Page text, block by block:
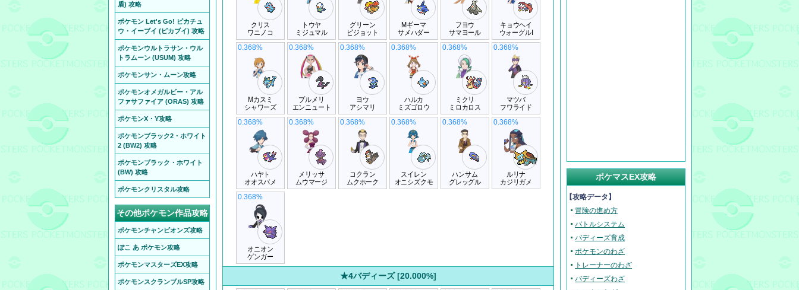
クリス
ワニノコ
トウヤ
ミジュマル
グリーン
ピジョット
Mギーマ
サメハダー
フヨウ
サマヨール
キョウヘイ
ウォーグルI
Mカスミ
シャワーズ
0.368%
プルメリ
エンニュート
0.368%
ヨウ
アシマリ
0.368%
ハルカ
ミズゴロウ
0.368%
ミクリ
ミロカロス
0.368%
マツバ
フワライド
0.368%
ハヤト
オオスバメ
0.368%
メリッサ
ムウマージ
0.368%
コクラン
ムクホーク
0.368%
スイレン
オニシズクモ
0.368%
ハンサム
グレッグル
0.368%
ルリナ
カジリガメ
0.368%
オニオン
ゲンガー
0.368%
★4バディーズ [20.000%]
ポケマスEX攻略
【攻略データ】
冒険の進め方
バトルシステム
バディーズ育成
ポケモンのわざ
トレーナーのわざ
バディーズわざ
盾) 攻略
ポケモン Let's Go! ピカチュ
ウ・イーブイ (ピカブイ) 攻略
ポケモンウルトラサン・ウル
トラムーン (USUM) 攻略
ポケモンサン・ムーン攻略
ポケモンオメガルビー・アル
ファサファイア (ORAS) 攻略
ポケモンX・Y攻略
ポケモンブラック2・ホワイト
2 (BW2) 攻略
ポケモンブラック・ホワイト
(BW) 攻略
ポケモンクリスタル攻略
その他ポケモン作品攻略
ポケモンチャンピオンズ攻略
ぽこ あ ポケモン攻略
ポケモンマスターズEX攻略
ポケモンスクランブルSP攻略